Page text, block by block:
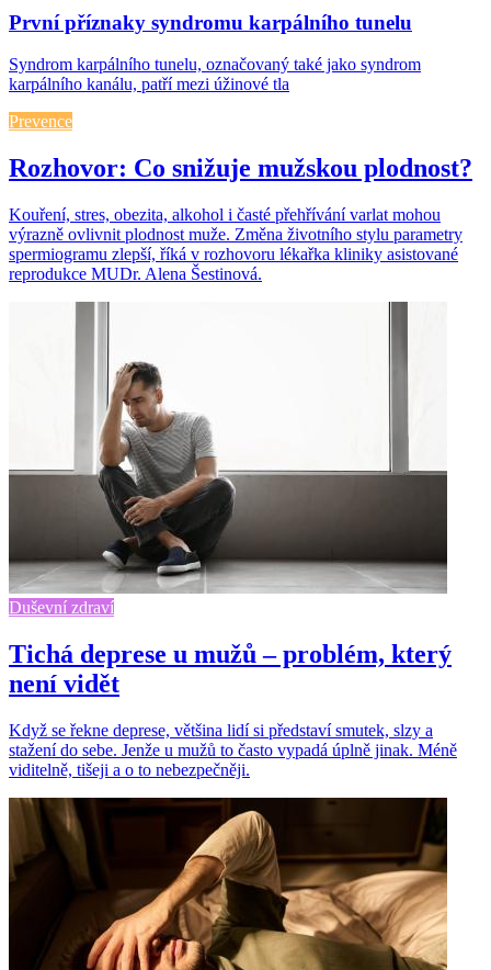
První příznaky syndromu karpálního tunelu
Syndrom karpálního tunelu, označovaný také jako syndrom
karpálního kanálu, patří mezi úžinové tla
Prevence
Rozhovor: Co snižuje mužskou plodnost?
Kouření, stres, obezita, alkohol i časté přehřívání varlat mohou
výrazně ovlivnit plodnost muže. Změna životního stylu parametry
spermiogramu zlepší, říká v rozhovoru lékařka kliniky asistované
reprodukce MUDr. Alena Šestinová.
Duševní zdraví
Tichá deprese u mužů – problém, který
není vidět
Když se řekne deprese, většina lidí si představí smutek, slzy a
stažení do sebe. Jenže u mužů to často vypadá úplně jinak. Méně
viditelně, tišeji a o to nebezpečněji.